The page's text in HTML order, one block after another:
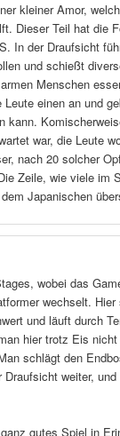
kleiner Amor,
Dieser Teil hat die
In der Draufsicht
und schießt
Menschen
einen an und
kann.
war, die Leute
nach 20 solcher
Zeile, wie viele im
Japanischen
wobei das
wechselt.
und läuft durch
hier trotz Eis
schlägt den
weiter,
gutes Spiel in